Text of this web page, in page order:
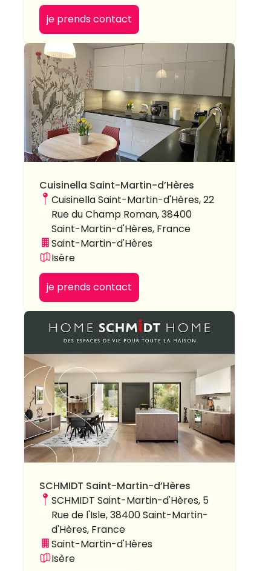
je prends contact
Cuisinella Saint-Martin-d’Hères
Cuisinella Saint-Martin-d'Hères, 22
Rue du Champ Roman, 38400
Saint-Martin-d'Hères, France
Saint-Martin-d'Hères
Isère
je prends contact
SCHMIDT Saint-Martin-d’Hères
SCHMIDT Saint-Martin-d'Hères, 5
Rue de l'Isle, 38400 Saint-Martin-
d'Hères, France
Saint-Martin-d'Hères
Isère